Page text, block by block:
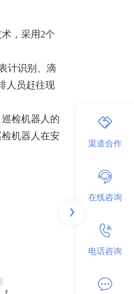
，采用2个
计识别、滴
人员赶往现
检机器人的
机器人在安
渠道合作
在线咨询
电话咨询